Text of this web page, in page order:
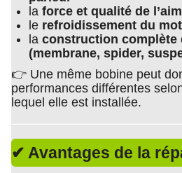
la force et qualité de
le refroidissement du
la construction complète
(membrane, spider,
👉 Une même bobine peut
performances différentes
lequel elle est installée.
✔ Avantages de la